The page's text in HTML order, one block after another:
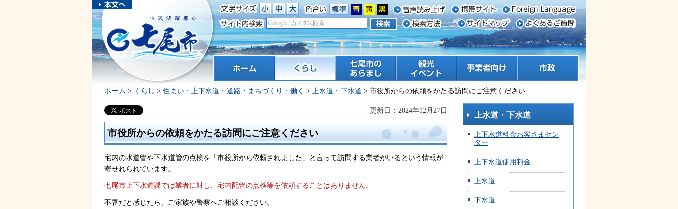
本文へスキ
ップしま
す。
市民活躍都市 七尾市
くらし 七尾市のあらまし 観光 イベント
ホーム > くらし > 住まい・上下水道・道路・まちづくり・働く > 上水道・下水道 > 市役所からの依頼をかたる訪問にご注意ください
更新日：2024年12月27日
市役所からの依頼をかたる訪問にご注意ください
宅内の水道管や下水道管の点検を「市役所から依頼されました」と言って訪問する業者がいるという情報が
寄せれられています。
七尾市上下水道課では業者に対し、宅内配管の点検等を依頼することはありません。
不審だと感じたら、ご家族や警察へご相談ください。
上水道・下水道
上下水道料金お客さまセン
ター
上下水道使用料金
上水道
下水道